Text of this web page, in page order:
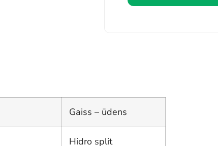
Gaiss – ūdens
Hidro split